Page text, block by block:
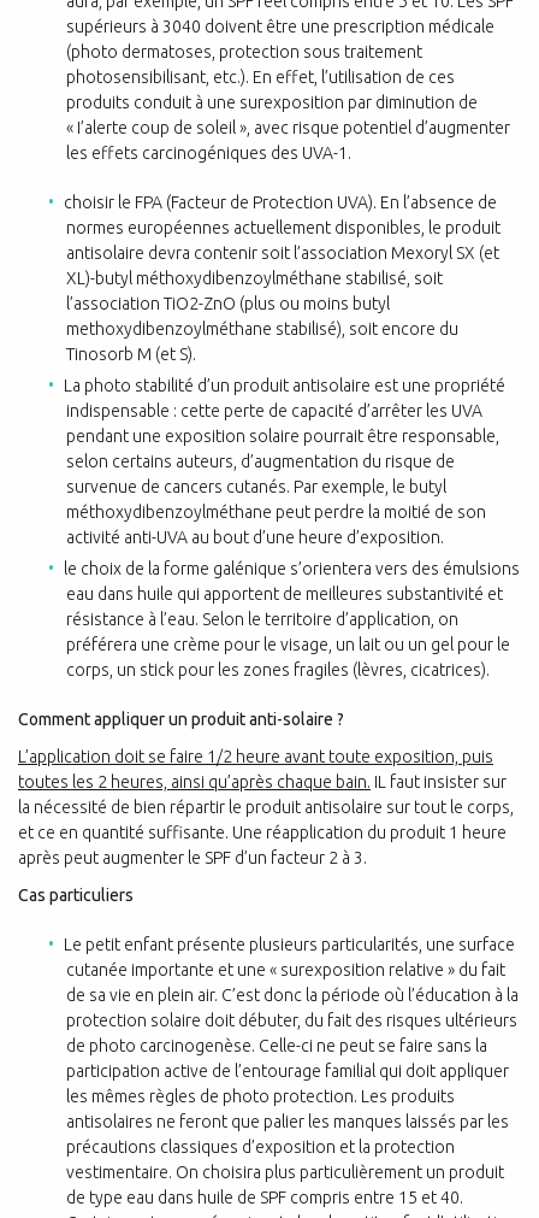
supérieurs à 3040 doivent être une prescription médicale
(photo dermatoses, protection sous traitement
photosensibilisant, etc.). En effet, l’utilisation de ces
produits conduit à une surexposition par diminution de
« I’alerte coup de soleil », avec risque potentiel d’augmenter
les effets carcinogéniques des UVA-1.
choisir le FPA (Facteur de Protection UVA). En l’absence de
normes européennes actuellement disponibles, le produit
antisolaire devra contenir soit l’association Mexoryl SX (et
XL)-butyl méthoxydibenzoylméthane stabilisé, soit
l’association TiO2-ZnO (plus ou moins butyl
methoxydibenzoylméthane stabilisé), soit encore du
Tinosorb M (et S).
La photo stabilité d’un produit antisolaire est une propriété
indispensable : cette perte de capacité d’arrêter les UVA
pendant une exposition solaire pourrait être responsable,
selon certains auteurs, d’augmentation du risque de
survenue de cancers cutanés. Par exemple, le butyl
méthoxydibenzoylméthane peut perdre la moitié de son
activité anti-UVA au bout d’une heure d’exposition.
le choix de la forme galénique s’orientera vers des émulsions
eau dans huile qui apportent de meilleures substantivité et
résistance à l’eau. Selon le territoire d’application, on
préférera une crème pour le visage, un lait ou un gel pour le
corps, un stick pour les zones fragiles (lèvres, cicatrices).
Comment appliquer un produit anti-solaire ?
L’application doit se faire 1/2 heure avant toute exposition, puis
toutes les 2 heures, ainsi qu’après chaque bain. IL faut insister sur
la nécessité de bien répartir le produit antisolaire sur tout le corps,
et ce en quantité suffisante. Une réapplication du produit 1 heure
après peut augmenter le SPF d’un facteur 2 à 3.
Cas particuliers
Le petit enfant présente plusieurs particularités, une surface
cutanée importante et une « surexposition relative » du fait
de sa vie en plein air. C’est donc la période où l’éducation à la
protection solaire doit débuter, du fait des risques ultérieurs
de photo carcinogenèse. Celle-ci ne peut se faire sans la
participation active de l’entourage familial qui doit appliquer
les mêmes règles de photo protection. Les produits
antisolaires ne feront que palier les manques laissés par les
précautions classiques d’exposition et la protection
vestimentaire. On choisira plus particulièrement un produit
de type eau dans huile de SPF compris entre 15 et 40.